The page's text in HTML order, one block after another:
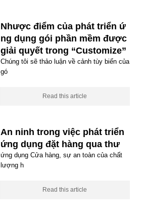
Nhược điểm của phát triển ứ
ng dụng gói phần mềm được
giải quyết trong “Customize”
Chúng tôi sẽ thảo luận về cảnh tùy biến của
gó
Read this article
An ninh trong việc phát triển
ứng dụng đặt hàng qua thư
ứng dụng Cửa hàng, sự an toàn của chất
lượng h
Read this article